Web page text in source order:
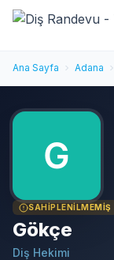
Ana Sayfa Adana
SAHIPLENILMEMIŞ
Gökçe
Diş Hekimi